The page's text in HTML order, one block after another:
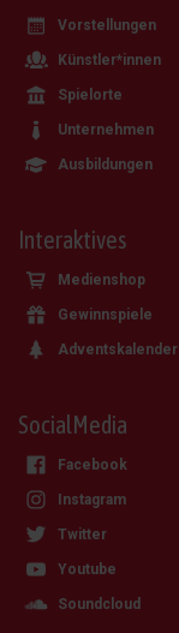
Vorstellungen
Künstler*innen
Spielorte
Unternehmen
Ausbildungen
Interaktives
Medienshop
Gewinnspiele
Adventskalender
SocialMedia
Facebook
Instagram
Twitter
Youtube
Soundcloud